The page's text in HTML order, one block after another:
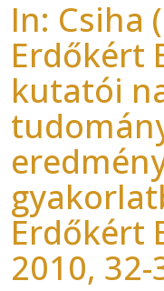
In: Csiha
Erdőkért
kutatói
Erdőkért
2010, 32-